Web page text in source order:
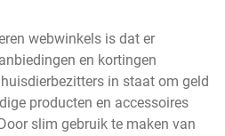
webwinkels is dat er
en kortingen
in staat om geld
producten en accessoires
slim gebruik te maken van